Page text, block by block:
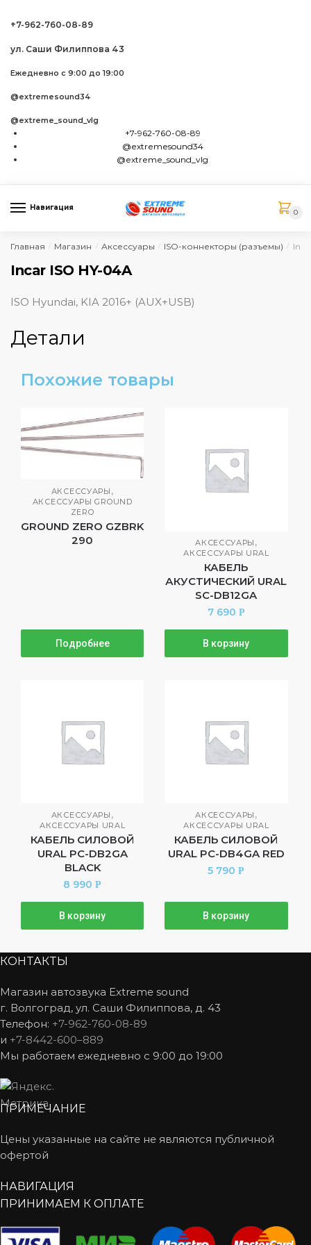
+7-962-760-08-89
ул. Саши Филиппова 43
Ежедневно с 9:00 до 19:00
@extremesound34
@extreme_sound_vlg
+7-962-760-08-89
@extremesound34
@extreme_sound_vlg
Навигация
0
Главная Магазин / Аксессуары / ISO-коннекторы (разъемы)
Incar ISO HY-04A
ISO Hyundai, KIA 2016+ (AUX+USB)
Детали
Похожие товары
АКСЕССУАРЫ ,
АКСЕССУАРЫ GROUND
ZERO
GROUND ZERO GZBRK
290
Подробнее
АКСЕССУАРЫ ,
АКСЕССУАРЫ URAL
КАБЕЛЬ
АКУСТИЧЕСКИЙ URAL
SC-DB12GA
7 690 Р
В корзину
АКСЕССУАРЫ ,
АКСЕССУАРЫ URAL
КАБЕЛЬ СИЛОВОЙ
URAL PC-DB2GA
BLACK
8 990Р
В корзину
АКСЕССУАРЫ ,
АКСЕССУАРЫ URAL
КАБЕЛЬ СИЛОВОЙ
URAL PC-DB4GA RED
5 790Р
В корзину
КОНТАКТЫ
Магазин автозвука Extreme sound
г. Волгоград, ул. Саши Филиппова, д. 43
Телефон: +7-962-760-08-89
и +7-8442-600–889
Мы работаем ежедневно с 9:00 до 19:00
ПРИМЕЧАНИЕ
Цены указанные на сайте не являются публичной
офертой
НАВИГАЦИЯ
ПРИНИМАЕМ К ОПЛАТЕ